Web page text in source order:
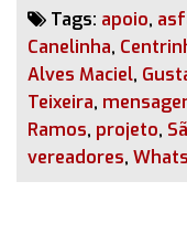
Tags: apoio,
Canelinha,
Alves Maciel,
Teixeira,
Ramos, projeto,
vereadores,